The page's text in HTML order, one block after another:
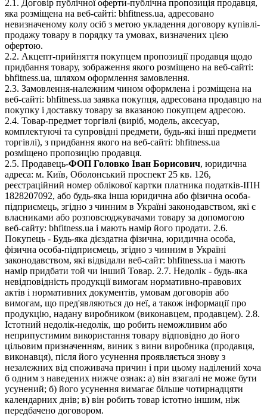
2.1. Договір публічної оферти-публічна пропозиція продавця,
яка розміщена на веб-сайті: bhfitness.ua, адресовано
невизначеному колу осіб з метою укладення договору купівлі-
продажу товару в порядку та умовах, визначених цією
офертою.
2.2. Акцепт-прийняття покупцем пропозиції продавця щодо
придбання товару, зображення якого розміщено на веб-сайті:
bhfitness.ua, шляхом оформлення замовлення.
2.3. Замовлення-належним чином оформлена і розміщена на
веб-сайті: bhfitness.ua заявка покупця, адресована продавцю на
покупку і доставку товару за вказаною покупцем адресою.
2.4. Товар-предмет торгівлі (виріб, модель, аксесуар,
комплектуючі та супровідні предмети, будь-які інші предмети
торгівлі), з придбання якого на веб-сайті: bhfitness.ua
розміщено пропозицію продавця.
2.5. Продавець-ФОП Головко Іван Борисович, юридична
адреса: м. Київ, Оболонський проспект 25 кв. 126,
реєстраційний номер облікової картки платника податків-ІПН
1828207092, або будь-яка інша юридична або фізична особа-
підприємець, згідно з чинним в Україні законодавством, які є
власниками або розповсюджувачами товару за допомогою
веб-сайту: bhfitness.ua і мають намір його продати. 2.6.
Покупець - Будь-яка дієздатна фізична, юридична особа,
фізична особа-підприємець, згідно з чинним в Україні
законодавством, які відвідали веб-сайт: bhfitness.ua і мають
намір придбати той чи інший Товар. 2.7. Недолік - будь-яка
невідповідність продукції вимогам нормативно-правових
актів і нормативних документів, умовам договорів або
вимогам, що пред'являються до неї, а також інформації про
продукцію, надану виробником (виконавцем, продавцем). 2.8.
Істотний недолік-недолік, що робить неможливим або
неприпустимим використання товару відповідно до його
цільовим призначенням, виник з вини виробника (продавця,
виконавця), після його усунення проявляється знову з
незалежних від споживача причин і при цьому наділений хоча
б одним з наведених нижче ознак: а) він взагалі не може бути
усунений; б) його усунення вимагає більше чотирнадцяти
календарних днів; в) він робить товар істотно іншим, ніж
передбачено договором.